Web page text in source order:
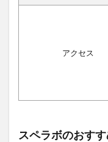
アクセス
スペラボのおす